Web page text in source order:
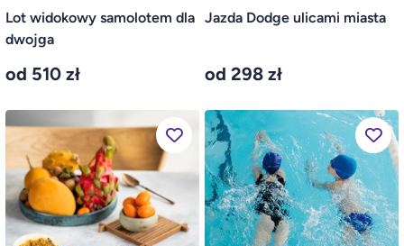
Lot widokowy samolotem dla
dwojga
od 510 zł
Jazda Dodge ulicami miasta
od 298 zł